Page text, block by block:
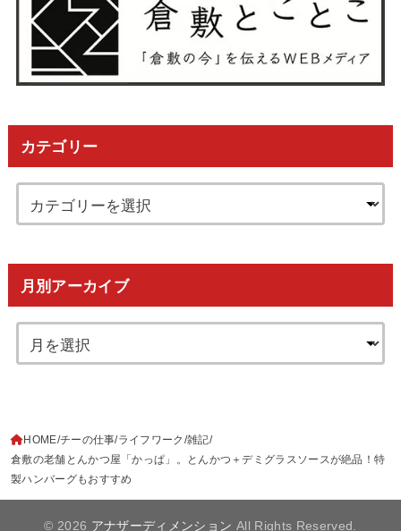
カテゴリー
月別アーカイブ
HOME チーの仕事 ライフワーク 雑記
倉敷の老舗とんかつ屋「かっぱ」。とんかつ＋デミグラスソースが絶品！特
製ハンバーグもおすすめ
© 2026 アナザーディメンション All Rights Reserved.